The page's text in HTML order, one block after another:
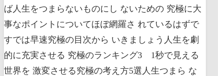
ば人生をつまらないものにし ないための 究極に大
事なポイントについてほぼ網羅さ れているはずで
すでは早速究極の目次から いきましょう人生を劇
的に充実させる 究極のランキング3 1秒で見える
世界を 激変させる究極の考え方5選人生つまら な